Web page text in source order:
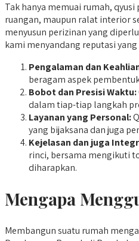
Tak hanya memuai rumah,
ruangan, maupun ralat interior
menyusun perizinan yang
kami menyandang reputasi
Pengalaman dan
beragam aspek
Bobot dan Presisi Waktu:
dalam tiap-tiap langkah
Layanan yang Personal:
yang bijaksana dan juga
Kejelasan dan juga
rinci, bersama mengikuti
diharapkan.
Mengapa
Membangun suatu rumah